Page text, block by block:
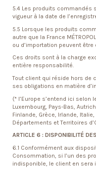
5.4 Les produits commandés
vigueur à la date de
5.5 Lorsque les produits
autre que la France
ou d’importation peuvent être
Ces droits sont à la charge
entière responsabilité.
Tout client qui réside hors de
ses obligations en matière
(* l’Europe s’entend ici selon
Luxembourg, Pays-Bas,
Finlande, Grèce, Irlande,
Départements et Territoires
ARTICLE 6 : DISPONIBILITÉ
6.1 Conformément aux
Consommation, si l’un des
indisponible, le client en sera